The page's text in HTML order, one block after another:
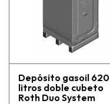
Depósito gasoil 620
litros doble cubeto
Roth Duo System